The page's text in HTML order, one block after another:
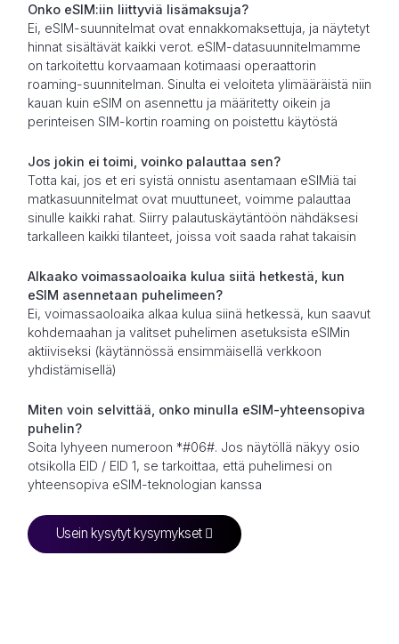
Onko eSIM:iin liittyviä lisämaksuja?
Ei, eSIM-suunnitelmat ovat ennakkomaksettuja, ja näytetyt
hinnat sisältävät kaikki verot. eSIM-datasuunnitelmamme
on tarkoitettu korvaamaan kotimaasi operaattorin
roaming-suunnitelman. Sinulta ei veloiteta ylimääräistä niin
kauan kuin eSIM on asennettu ja määritetty oikein ja
perinteisen SIM-kortin roaming on poistettu käytöstä
Jos jokin ei toimi, voinko palauttaa sen?
Totta kai, jos et eri syistä onnistu asentamaan eSIMiä tai
matkasuunnitelmat ovat muuttuneet, voimme palauttaa
sinulle kaikki rahat. Siirry palautuskäytäntöön nähdäksesi
tarkalleen kaikki tilanteet, joissa voit saada rahat takaisin
Alkaako voimassaoloaika kulua siitä hetkestä, kun
eSIM asennetaan puhelimeen?
Ei, voimassaoloaika alkaa kulua siinä hetkessä, kun saavut
kohdemaahan ja valitset puhelimen asetuksista eSIMin
aktiiviseksi (käytännössä ensimmäisellä verkkoon
yhdistämisellä)
Miten voin selvittää, onko minulla eSIM-yhteensopiva
puhelin?
Soita lyhyeen numeroon *#06#. Jos näytöllä näkyy osio
otsikolla EID / EID 1, se tarkoittaa, että puhelimesi on
yhteensopiva eSIM-teknologian kanssa
Usein kysytyt kysymykset